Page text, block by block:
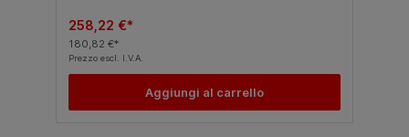
258,22 €*
180,82 €*
Prezzo escl. I.V.A.
Aggiungi al carrello